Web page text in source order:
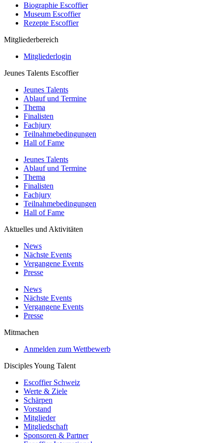
Biographie Escoffier
Museum Escoffier
Rezepte Escoffier
Mitgliederbereich
Mitgliederlogin
Jeunes Talents Escoffier
Jeunes Talents
Ablauf und Termine
Thema
Finalisten
Fachjury
Teilnahmebedingungen
Hall of Fame
Jeunes Talents
Ablauf und Termine
Thema
Finalisten
Fachjury
Teilnahmebedingungen
Hall of Fame
Aktuelles und Aktivitäten
News
Nächste Events
Vergangene Events
Presse
News
Nächste Events
Vergangene Events
Presse
Mitmachen
Anmelden zum Wettbewerb
Disciples Young Talent
Escoffier Schweiz
Werte & Ziele
Schärpen
Vorstand
Mitglieder
Mitgliedschaft
Sponsoren & Partner